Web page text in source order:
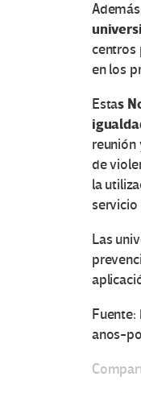
centros
en los
Estas
reunión
de
la
Las
anos-